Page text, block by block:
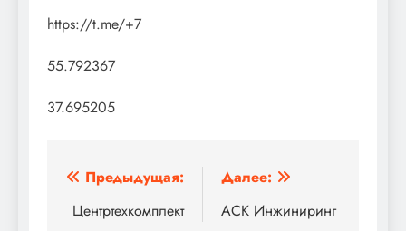
https://t.me/+7
55.792367
37.695205
Навигация
по
Предыдущая:
Центртехкомплект
Далее:
АСК Инжиниринг